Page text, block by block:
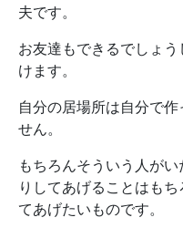
夫です。
お友達もできるでしょ
けます。
自分の居場所は自分で
せん。
もちろんそういう人が
りしてあげることはも
てあげたいものです。